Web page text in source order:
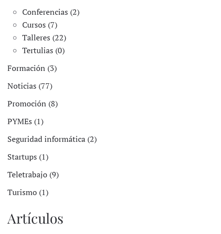
Conferencias (2)
Cursos (7)
Talleres (22)
Tertulias (0)
Formación (3)
Noticias (77)
Promoción (8)
PYMEs (1)
Seguridad informática (2)
Startups (1)
Teletrabajo (9)
Turismo (1)
Artículos